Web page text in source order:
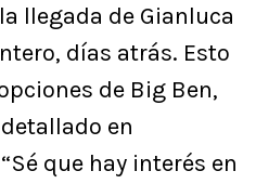
llegada de Gianluca
días atrás. Esto
de Big Ben,
en
que hay interés en